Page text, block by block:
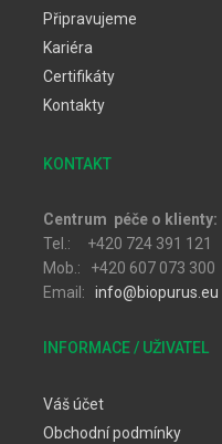
Připravujeme
Kariéra
Certifikáty
Kontakty
KONTAKT
Centrum péče o klienty:
Tel.: +420 724 391 121
Mob.: +420 607 073 300
Email: info@biopurus.eu
INFORMACE / UŽIVATEL
Váš účet
Obchodní podmínky